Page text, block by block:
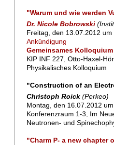
"Warum und wie werden
Dr. Nicole Bobrowski
Freitag, den 13.07.2012
Ankündigung
Gemeinsames
KIP INF 227, Otto-Haxel-
Physikalisches Kolloquium
"Construction of an
Christoph Roick (Perkeo)
Montag, den 16.07.2012
Konferenzraum 1-3, Im
Neutronen- und
"Charm P- a new chapter